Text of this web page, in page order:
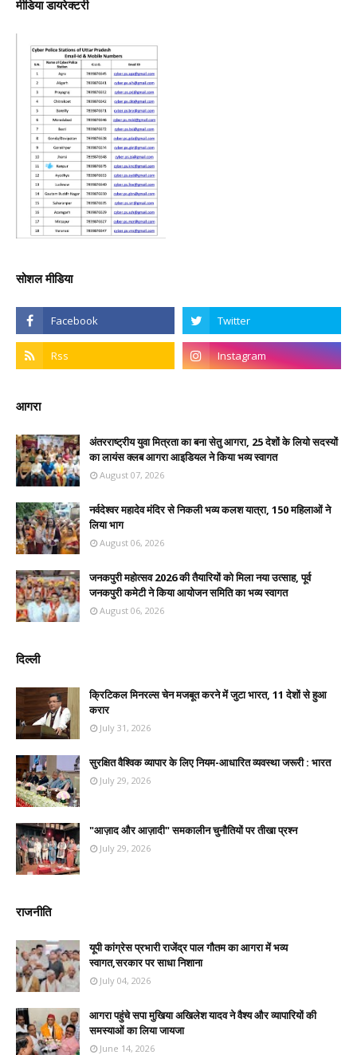
मीडिया डायरेक्टरी
सोशल मीडिया
आगरा
अंतरराष्ट्रीय युवा मित्रता का बना सेतु आगरा, 25 देशों के लियो सदस्यों
का लायंस क्लब आगरा आइडियल ने किया भव्य स्वागत
August 07, 2026
नर्वदेश्वर महादेव मंदिर से निकली भव्य कलश यात्रा, 150 महिलाओं ने
लिया भाग
August 06, 2026
जनकपुरी महोत्सव 2026 की तैयारियों को मिला नया उत्साह, पूर्व
जनकपुरी कमेटी ने किया आयोजन समिति का भव्य स्वागत
August 06, 2026
दिल्ली
क्रिटिकल मिनरल्स चेन मजबूत करने में जुटा भारत, 11 देशों से हुआ
करार
July 31, 2026
सुरक्षित वैश्विक व्यापार के लिए नियम-आधारित व्यवस्था जरूरी : भारत
July 29, 2026
"आज़ाद और आज़ादी" समकालीन चुनौतियों पर तीखा प्रश्न
July 29, 2026
राजनीति
यूपी कांग्रेस प्रभारी राजेंद्र पाल गौतम का आगरा में भव्य
स्वागत,सरकार पर साधा निशाना
July 04, 2026
आगरा पहुंचे सपा मुखिया अखिलेश यादव ने वैश्य और व्यापारियों की
समस्याओं का लिया जायजा
June 14, 2026